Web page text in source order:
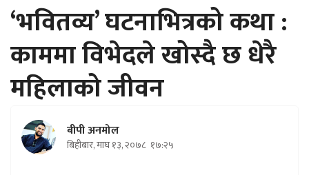
‘भवितव्य’ घटनाभित्रको कथा :
काममा विभेदले खोस्दै छ धेरै
महिलाको जीवन
बीपी अनमोल
बिहीबार, माघ १३, २०७८ १७:२५